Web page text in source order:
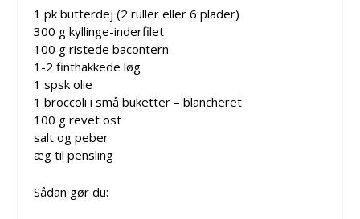
1 pk butterdej (2 ruller eller 6 plader)
300 g kyllinge-inderfilet
100 g ristede bacontern
1-2 finthakkede løg
1 spsk olie
1 broccoli i små buketter – blancheret
100 g revet ost
salt og peber
æg til pensling
Sådan gør du: